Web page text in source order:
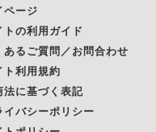
ページ
トの利用ガイド
あるご質問／お問合わせ
ト利用規約
法に基づく表記
イバシーポリシー